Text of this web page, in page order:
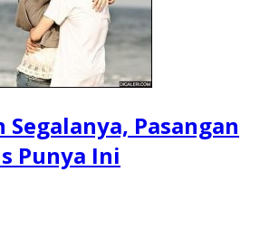
Segalanya, Pasangan
Punya Ini